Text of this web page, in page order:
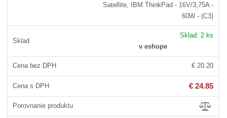
Satellite, IBM ThinkPad - 16V/3,75A -
60W - (C3)
Sklad: 2 ks
v eshope
€ 20.20
€ 24.85